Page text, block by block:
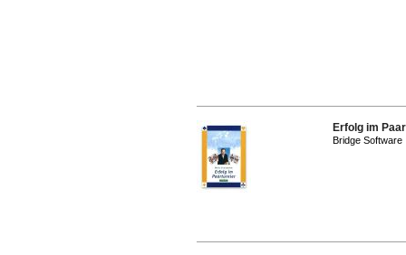
Erfolg im
Bridge Software